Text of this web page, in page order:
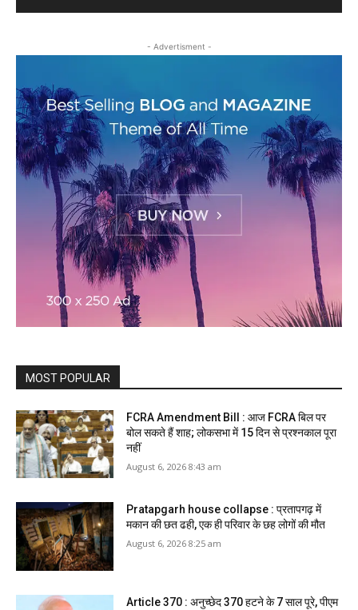
- Advertisment -
MOST POPULAR
FCRA Amendment Bill : आज FCRA बिल पर
बोल सकते हैं शाह; लोकसभा में 15 दिन से प्रश्नकाल पूरा
नहीं
August 6, 2026 8:43 am
Pratapgarh house collapse : प्रतापगढ़ में
मकान की छत ढही, एक ही परिवार के छह लोगों की मौत
August 6, 2026 8:25 am
Article 370 : अनुच्छेद 370 हटने के 7 साल पूरे, पीएम